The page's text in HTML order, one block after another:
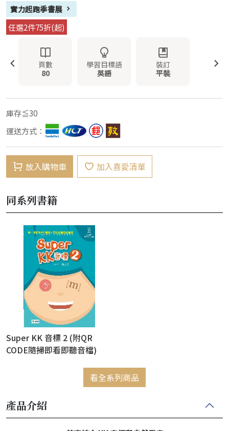
實力起跑季書展
任選2件75折(起)
頁數
80
學習目標語
英語
裝訂
平裝
庫存≦30
運送方式：
放入購物車 加入喜愛清單
同系列書籍
Super KK 音標 2 (附QR
CODE隨掃即看即聽音檔)
看全系列商品
產品介紹